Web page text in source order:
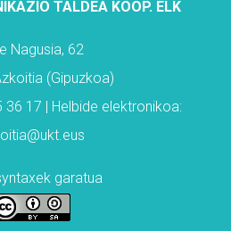
TALDEA KOOP. ELK
Nagusia, 62
(Gipuzkoa)
17 | Helbide elektronikoa:
garatua